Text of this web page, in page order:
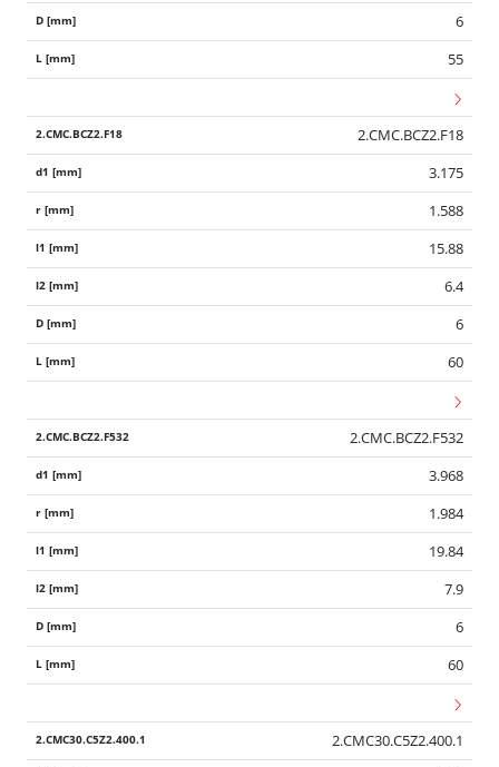
6
55
2.CMC.BCZ2.F18
3.175
1.588
15.88
6.4
6
60
2.CMC.BCZ2.F532
3.968
1.984
19.84
7.9
6
60
2.CMC30.C5Z2.400.1